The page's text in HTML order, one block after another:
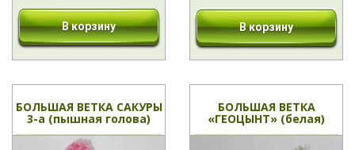
В корзину В корзину
БОЛЬШАЯ ВЕТКА САКУРЫ
3-а (пышная голова)
БОЛЬШАЯ ВЕТКА
«ГЕОЦЫНТ» (белая)